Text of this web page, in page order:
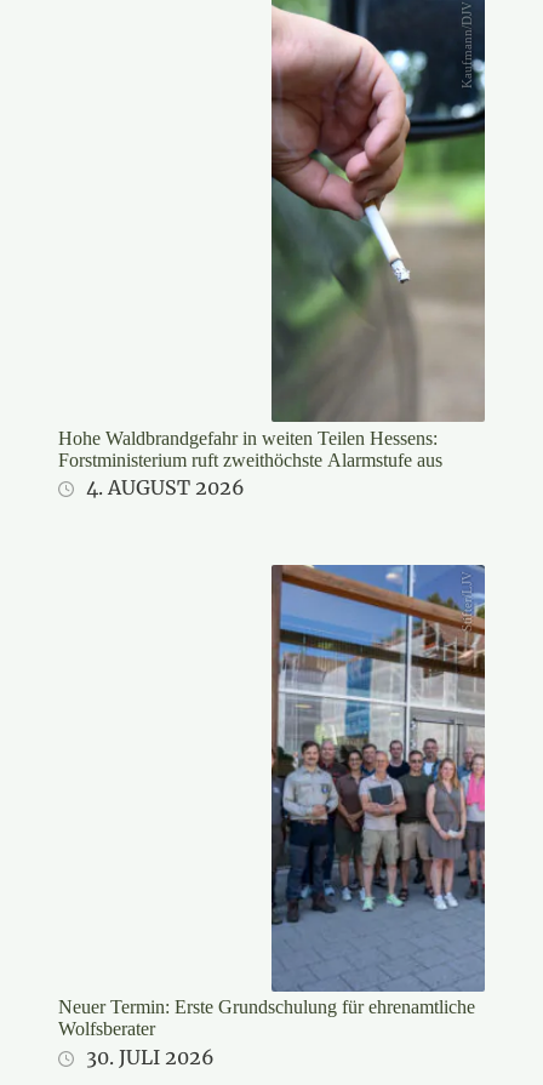
Kaufmann/DJV
Hohe Waldbrandgefahr in weiten Teilen Hessens:
Forstministerium ruft zweithöchste Alarmstufe aus
4. AUGUST 2026
Stifter/LJV
Neuer Termin: Erste Grundschulung für ehrenamtliche
Wolfsberater
30. JULI 2026